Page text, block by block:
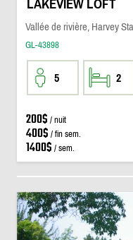
LAKEVIEW LOFT
Vallée de rivière, Harvey
GL-43898
5 2
200$ / nuit
400$ / fin sem.
1400$ / sem.